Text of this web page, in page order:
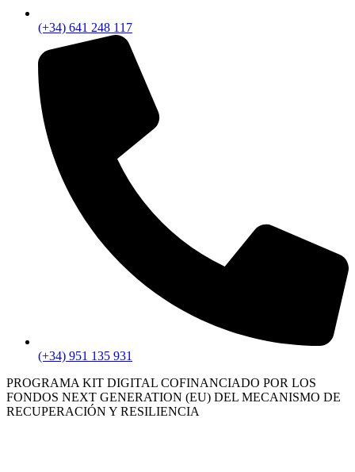
(+34) 641 248 117
(+34) 951 135 931
PROGRAMA KIT DIGITAL COFINANCIADO POR LOS
FONDOS NEXT GENERATION (EU) DEL MECANISMO DE
RECUPERACIÓN Y RESILIENCIA